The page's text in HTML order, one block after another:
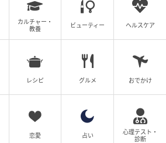
カルチャー・
教養
ビューティー ヘルスケア
レシピ グルメ おでかけ
恋愛 占い
心理テスト・
診断